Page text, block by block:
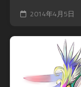
2014年4月5日